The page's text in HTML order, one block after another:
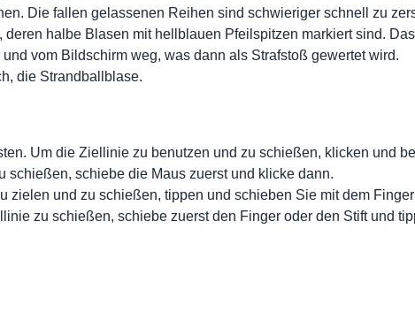
Die fallen gelassenen Reihen sind schwieriger schnell zu
halbe Blasen mit hellblauen Pfeilspitzen markiert sind. Das
vom Bildschirm weg, was dann als Strafstoß gewertet wird.
die Strandballblase.
Um die Ziellinie zu benutzen und zu schießen, klicken und
schießen, schiebe die Maus zuerst und klicke dann.
zielen und zu schießen, tippen und schieben Sie mit dem
zu schießen, schiebe zuerst den Finger oder den Stift und